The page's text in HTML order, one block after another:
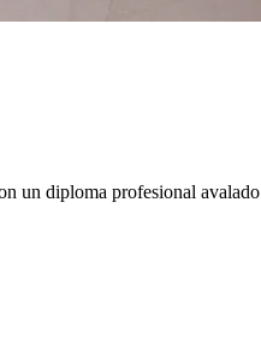
un diploma profesional avalado